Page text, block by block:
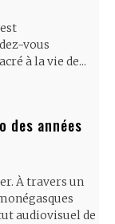
vous
à la vie de...
des années
À travers un
audiovisuel de